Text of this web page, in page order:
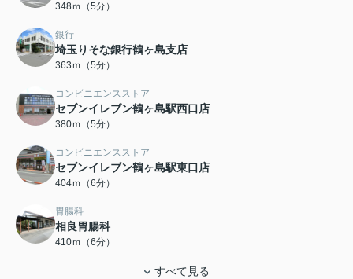
348ｍ（5分）
銀行
埼玉りそな銀行鶴ヶ島支店
363ｍ（5分）
コンビニエンスストア
セブンイレブン鶴ヶ島駅西口店
380ｍ（5分）
コンビニエンスストア
セブンイレブン鶴ヶ島駅東口店
404ｍ（6分）
胃腸科
相良胃腸科
410ｍ（6分）
すべて見る